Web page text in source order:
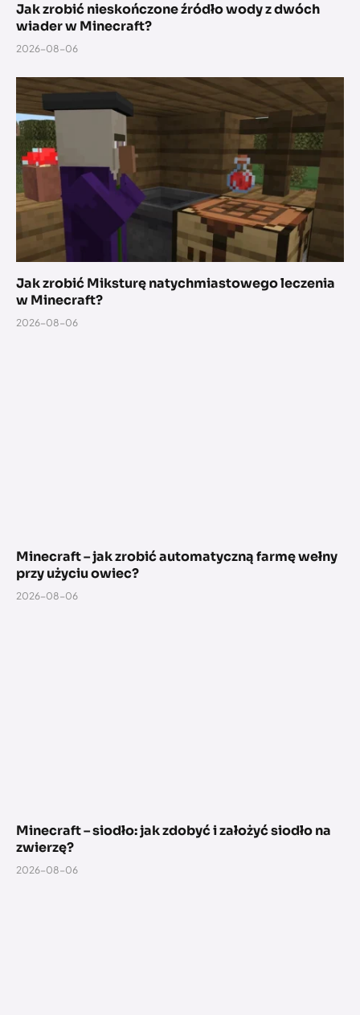
Jak zrobić nieskończone źródło wody z dwóch
wiader w Minecraft?
2026-08-06
Jak zrobić Miksturę natychmiastowego leczenia
w Minecraft?
2026-08-06
Minecraft – jak zrobić automatyczną farmę wełny
przy użyciu owiec?
2026-08-06
Minecraft – siodło: jak zdobyć i założyć siodło na
zwierzę?
2026-08-06